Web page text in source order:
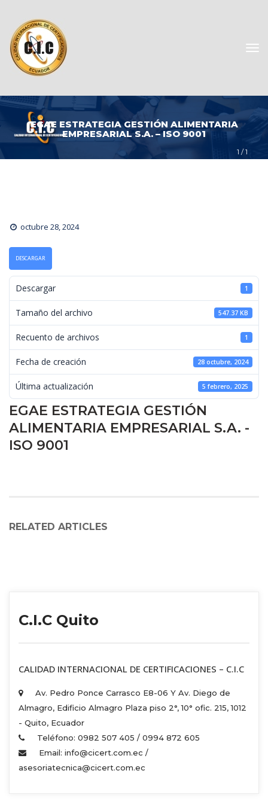
1 / 1
EGAE ESTRATEGIA GESTIÓN ALIMENTARIA
EMPRESARIAL S.A. – ISO 9001
octubre 28, 2024
DESCARGAR
Descargar 1
Tamaño del archivo 547.37 KB
Recuento de archivos 1
Fecha de creación 28 octubre, 2024
Última actualización 5 febrero, 2025
EGAE ESTRATEGIA GESTIÓN
ALIMENTARIA EMPRESARIAL S.A. -
ISO 9001
RELATED ARTICLES
C.I.C Quito
CALIDAD INTERNACIONAL DE CERTIFICACIONES – C.I.C
Av. Pedro Ponce Carrasco E8-06 Y Av. Diego de
Almagro, Edificio Almagro Plaza piso 2°, 10° ofic. 215, 1012
- Quito, Ecuador
Teléfono: 0982 507 405 / 0994 872 605
Email: info@cicert.com.ec /
asesoriatecnica@cicert.com.ec